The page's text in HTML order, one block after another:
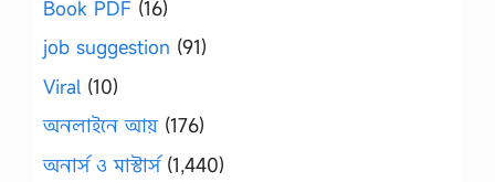
Book PDF (16)
job suggestion (91)
Viral (10)
অনলাইনে আয় (176)
অনার্স ও মাস্টার্স(1,440)